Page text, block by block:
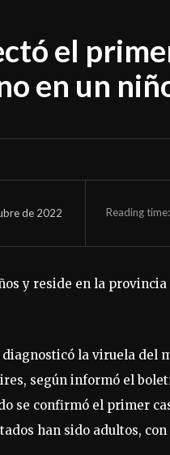
el
en un
de 2022 Reading time:
y reside en la
la viruela del
según informó el
se confirmó el primer
han sido adultos,